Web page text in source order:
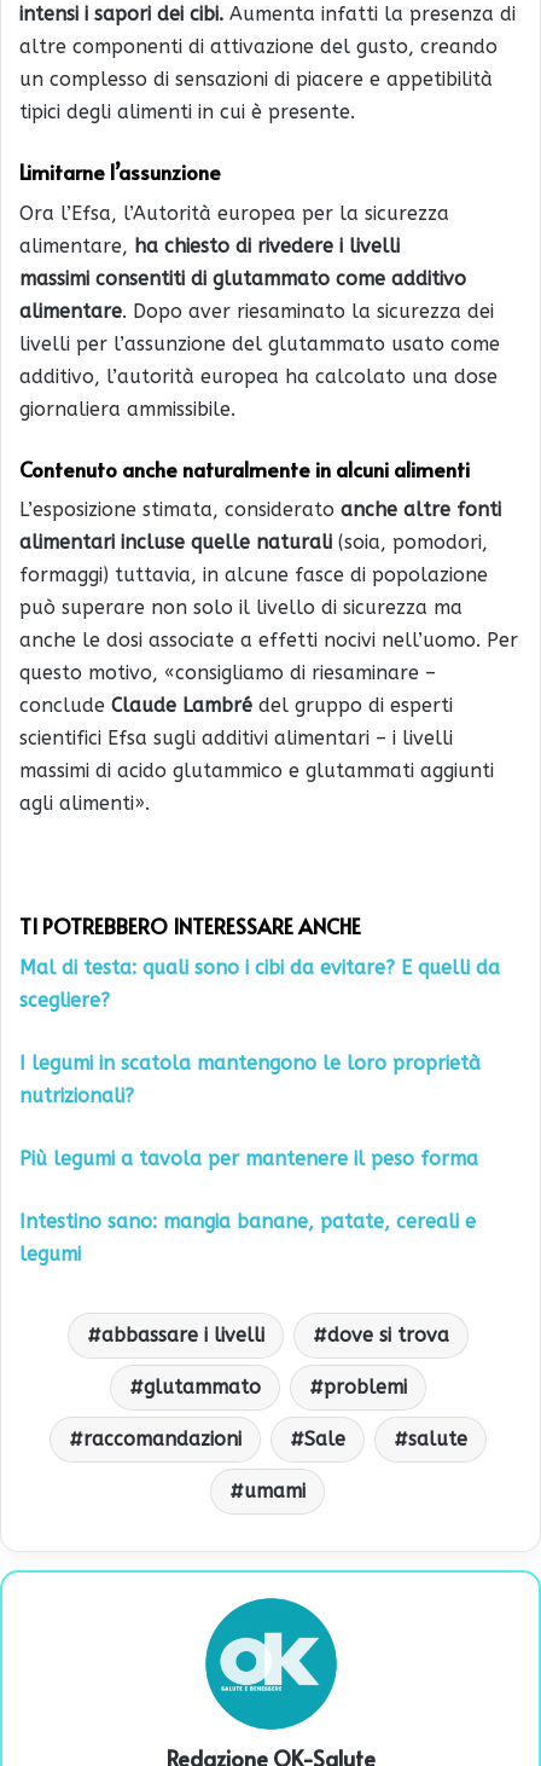
intensi i sapori dei cibi. Aumenta infatti la presenza di
altre componenti di attivazione del gusto, creando
un complesso di sensazioni di piacere e appetibilità
tipici degli alimenti in cui è presente.
Limitarne l’assunzione
Ora l’Efsa, l’Autorità europea per la sicurezza
alimentare, ha chiesto di rivedere i livelli
massimi consentiti di glutammato come additivo
alimentare. Dopo aver riesaminato la sicurezza dei
livelli per l’assunzione del glutammato usato come
additivo, l’autorità europea ha calcolato una dose
giornaliera ammissibile.
Contenuto anche naturalmente in alcuni alimenti
L’esposizione stimata, considerato anche altre fonti
alimentari incluse quelle naturali (soia, pomodori,
formaggi) tuttavia, in alcune fasce di popolazione
può superare non solo il livello di sicurezza ma
anche le dosi associate a effetti nocivi nell’uomo. Per
questo motivo, «consigliamo di riesaminare –
conclude Claude Lambré del gruppo di esperti
scientifici Efsa sugli additivi alimentari – i livelli
massimi di acido glutammico e glutammati aggiunti
agli alimenti».
TI POTREBBERO INTERESSARE ANCHE
Mal di testa: quali sono i cibi da evitare? E quelli da
scegliere?
I legumi in scatola mantengono le loro proprietà
nutrizionali?
Più legumi a tavola per mantenere il peso forma
Intestino sano: mangia banane, patate, cereali e
legumi
abbassare i livelli dove si trova
glutammato problemi
raccomandazioni Sale salute
umami
Redazione OK-Salute